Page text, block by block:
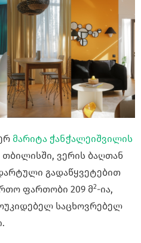
მარიტა ჭანჭალეიშვილის
ვერის ბაღთან
გადაწყვეტებით
ფართობი 209 მ2-ია,
საცხოვრებელ